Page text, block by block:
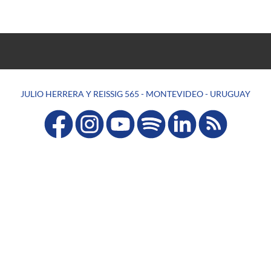
JULIO HERRERA Y REISSIG 565 - MONTEVIDEO - URUGUAY